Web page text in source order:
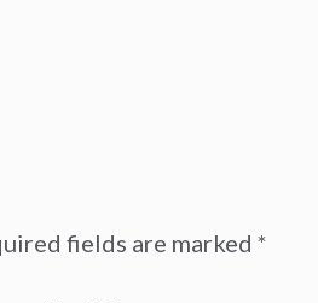
fields are marked *